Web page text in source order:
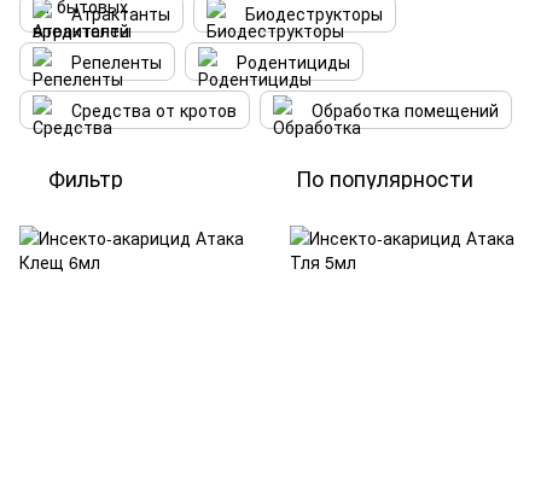
Атрактанты
Биодеструкторы
Репеленты
Родентициды
Средства от кротов
Обработка помещений
Фильтр По популярности